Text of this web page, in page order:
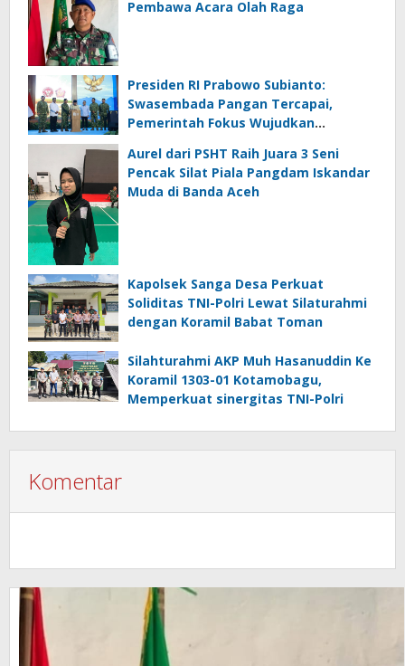
Pembawa Acara Olah Raga
Presiden RI Prabowo Subianto:
Swasembada Pangan Tercapai,
Pemerintah Fokus Wujudkan
Aurel dari PSHT Raih Juara 3 Seni
Pencak Silat Piala Pangdam Iskandar
Muda di Banda Aceh
Kapolsek Sanga Desa Perkuat
Soliditas TNI-Polri Lewat Silaturahmi
dengan Koramil Babat Toman
Silahturahmi AKP Muh Hasanuddin Ke
Koramil 1303-01 Kotamobagu,
Memperkuat sinergitas TNI-Polri
Komentar